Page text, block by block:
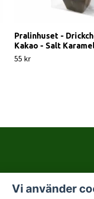
Pralinhuset -
Kakao - Salt
55 kr
Vi använder